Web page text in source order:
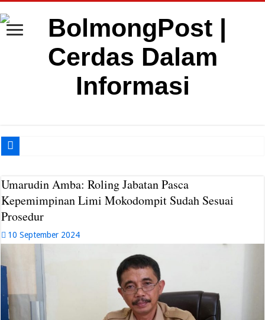
Umarudin Amba: Roling Jabatan Pasca
Kepemimpinan Limi Mokodompit Sudah Sesuai
Prosedur
10 September 2024